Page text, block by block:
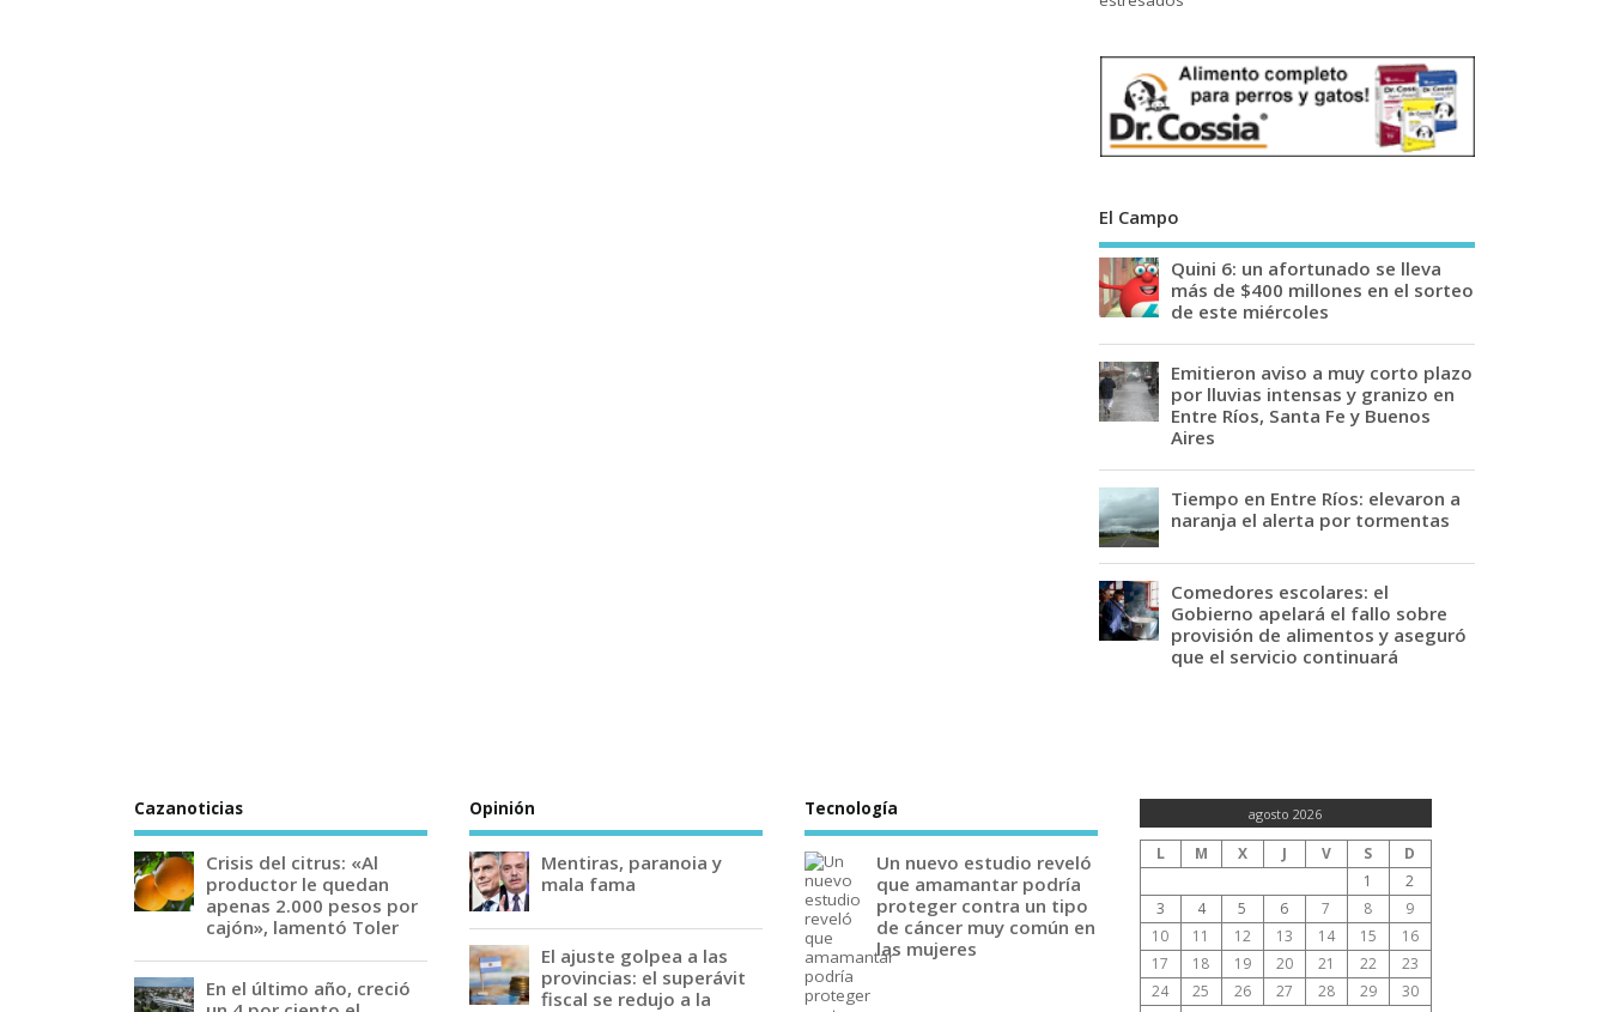
El Campo
Quini 6: un afortunado se lleva
más de $400 millones en el sorteo
de este miércoles
Emitieron aviso a muy corto plazo
por lluvias intensas y granizo en
Entre Ríos, Santa Fe y Buenos
Aires
Tiempo en Entre Ríos: elevaron a
naranja el alerta por tormentas
Comedores escolares: el
Gobierno apelará el fallo sobre
provisión de alimentos y aseguró
que el servicio continuará
Cazanoticias
Crisis del citrus: «Al
productor le quedan
apenas 2.000 pesos por
cajón», lamentó Toler
En el último año, creció
Opinión
Mentiras, paranoia y
mala fama
El ajuste golpea a las
provincias: el superávit
fiscal se redujo a la
Tecnología
Un nuevo estudio reveló
que amamantar podría
proteger contra un tipo
de cáncer muy común en
las mujeres
agosto 2026
L M X J V S
D
1
2
3
4 5 6 7 8
9
10
11 12 13 14 15
16
17
18 19 20 21 22
23
24
25 26 27 28 29
30